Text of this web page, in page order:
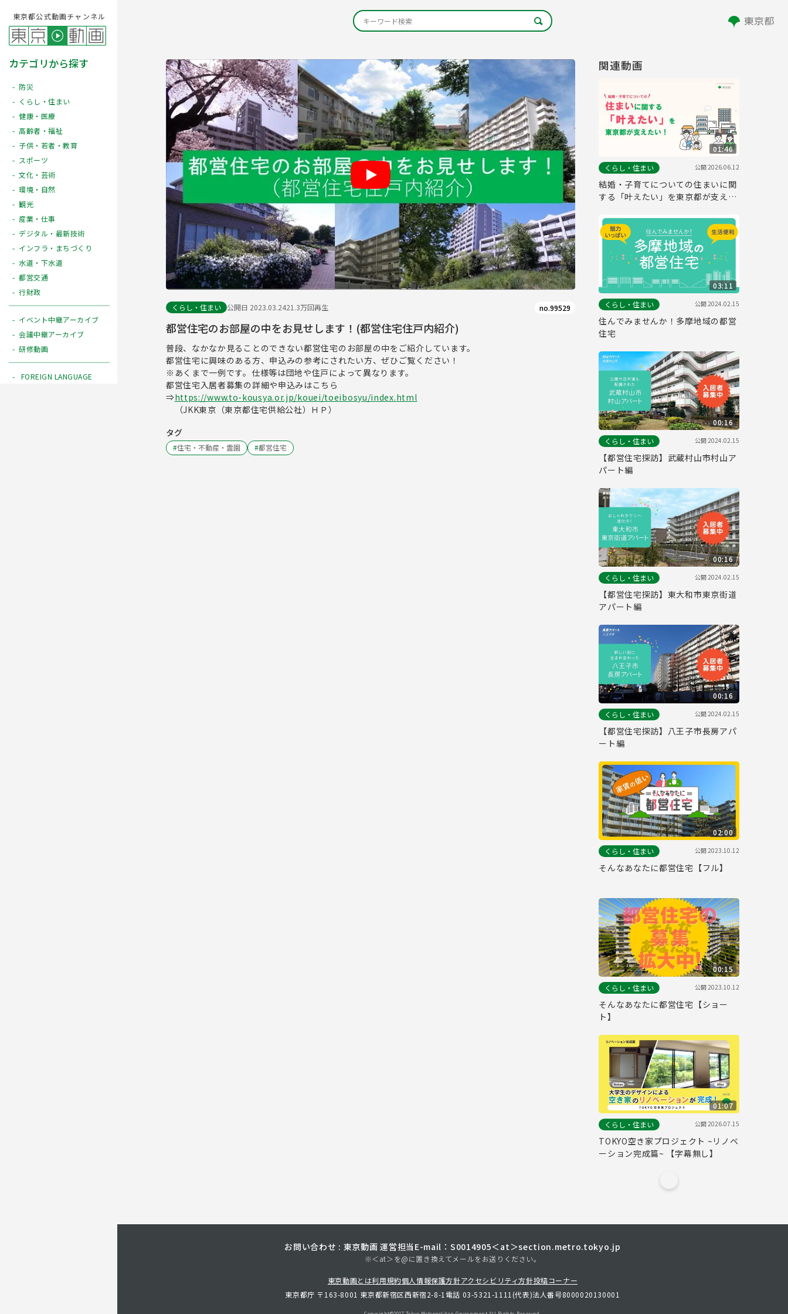
東京都公式動画チャンネル
カテゴリから探す
防災
くらし・住まい
健康・医療
高齢者・福祉
子供・若者・教育
スポーツ
文化・芸術
環境・自然
観光
産業・仕事
デジタル・最新技術
インフラ・まちづくり
水道・下水道
都営交通
行財政
イベント中継アーカイブ
会議中継アーカイブ
研修動画
FOREIGN LANGUAGE
Play
くらし・住まい 公開日 2023.03.2421.3万回再生 no.99529
都営住宅のお部屋の中をお見せします！(都営住宅住戸内紹介)
普段、なかなか見ることのできない都営住宅のお部屋の中をご紹介しています。
都営住宅に興味のある方、申込みの参考にされたい方、ぜひご覧ください！
※あくまで一例です。仕様等は団地や住戸によって異なります。
都営住宅入居者募集の詳細や申込みはこちら
⇒https://www.to-kousya.or.jp/kouei/toeibosyu/index.html
（JKK東京（東京都住宅供給公社）ＨＰ）
タグ
#住宅・不動産・霊園 #都営住宅
関連動画
01:46
くらし・住まい
公開2026.06.12
結婚・子育てについての住まいに関
する「叶えたい」を東京都が支えた
03:11
くらし・住まい
公開2024.02.15
住んでみませんか！多摩地域の都営
住宅
00:16
くらし・住まい
公開2024.02.15
【都営住宅探訪】武蔵村山市村山ア
パート編
00:16
くらし・住まい
公開2024.02.15
【都営住宅探訪】東大和市東京街道
アパート編
00:16
くらし・住まい
公開2024.02.15
【都営住宅探訪】八王子市長房アパ
ート編
02:00
くらし・住まい
公開2023.10.12
そんなあなたに都営住宅【フル】
00:15
くらし・住まい
公開2023.10.12
そんなあなたに都営住宅【ショー
ト】
01:07
くらし・住まい
公開2026.07.15
TOKYO空き家プロジェクト ~リノベ
ーション完成篇~ 【字幕無し】
お問い合わせ : 東京動画 運営担当 E-mail：S0014905＜at＞section.metro.tokyo.jp
※＜at＞を@に置き換えてメールをお送りください。
東京動画とは利用規約個人情報保護方針アクセシビリティ方針投稿コーナー
東京都庁 〒163-8001 東京都新宿区西新宿2-8-1 電話 03-5321-1111(代表)法人番号8000020130001